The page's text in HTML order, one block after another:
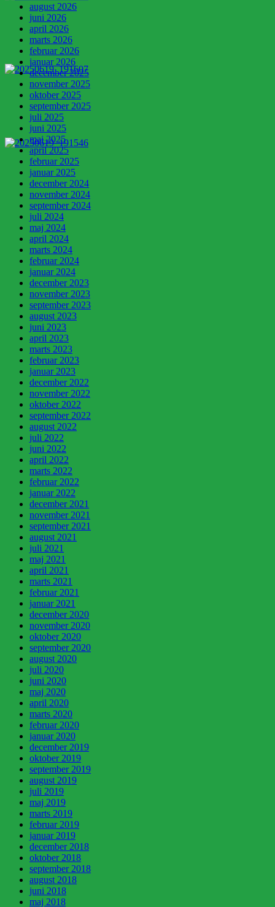
august 2026
juni 2026
april 2026
marts 2026
februar 2026
januar 2026
december 2025
november 2025
oktober 2025
september 2025
juli 2025
juni 2025
maj 2025
april 2025
februar 2025
januar 2025
december 2024
november 2024
september 2024
juli 2024
maj 2024
april 2024
marts 2024
februar 2024
januar 2024
december 2023
november 2023
september 2023
august 2023
juni 2023
april 2023
marts 2023
februar 2023
januar 2023
december 2022
november 2022
oktober 2022
september 2022
august 2022
juli 2022
juni 2022
april 2022
marts 2022
februar 2022
januar 2022
december 2021
november 2021
september 2021
august 2021
juli 2021
maj 2021
april 2021
marts 2021
februar 2021
januar 2021
december 2020
november 2020
oktober 2020
september 2020
august 2020
juli 2020
juni 2020
maj 2020
april 2020
marts 2020
februar 2020
januar 2020
december 2019
oktober 2019
september 2019
august 2019
juli 2019
maj 2019
marts 2019
februar 2019
januar 2019
december 2018
oktober 2018
september 2018
august 2018
juni 2018
maj 2018